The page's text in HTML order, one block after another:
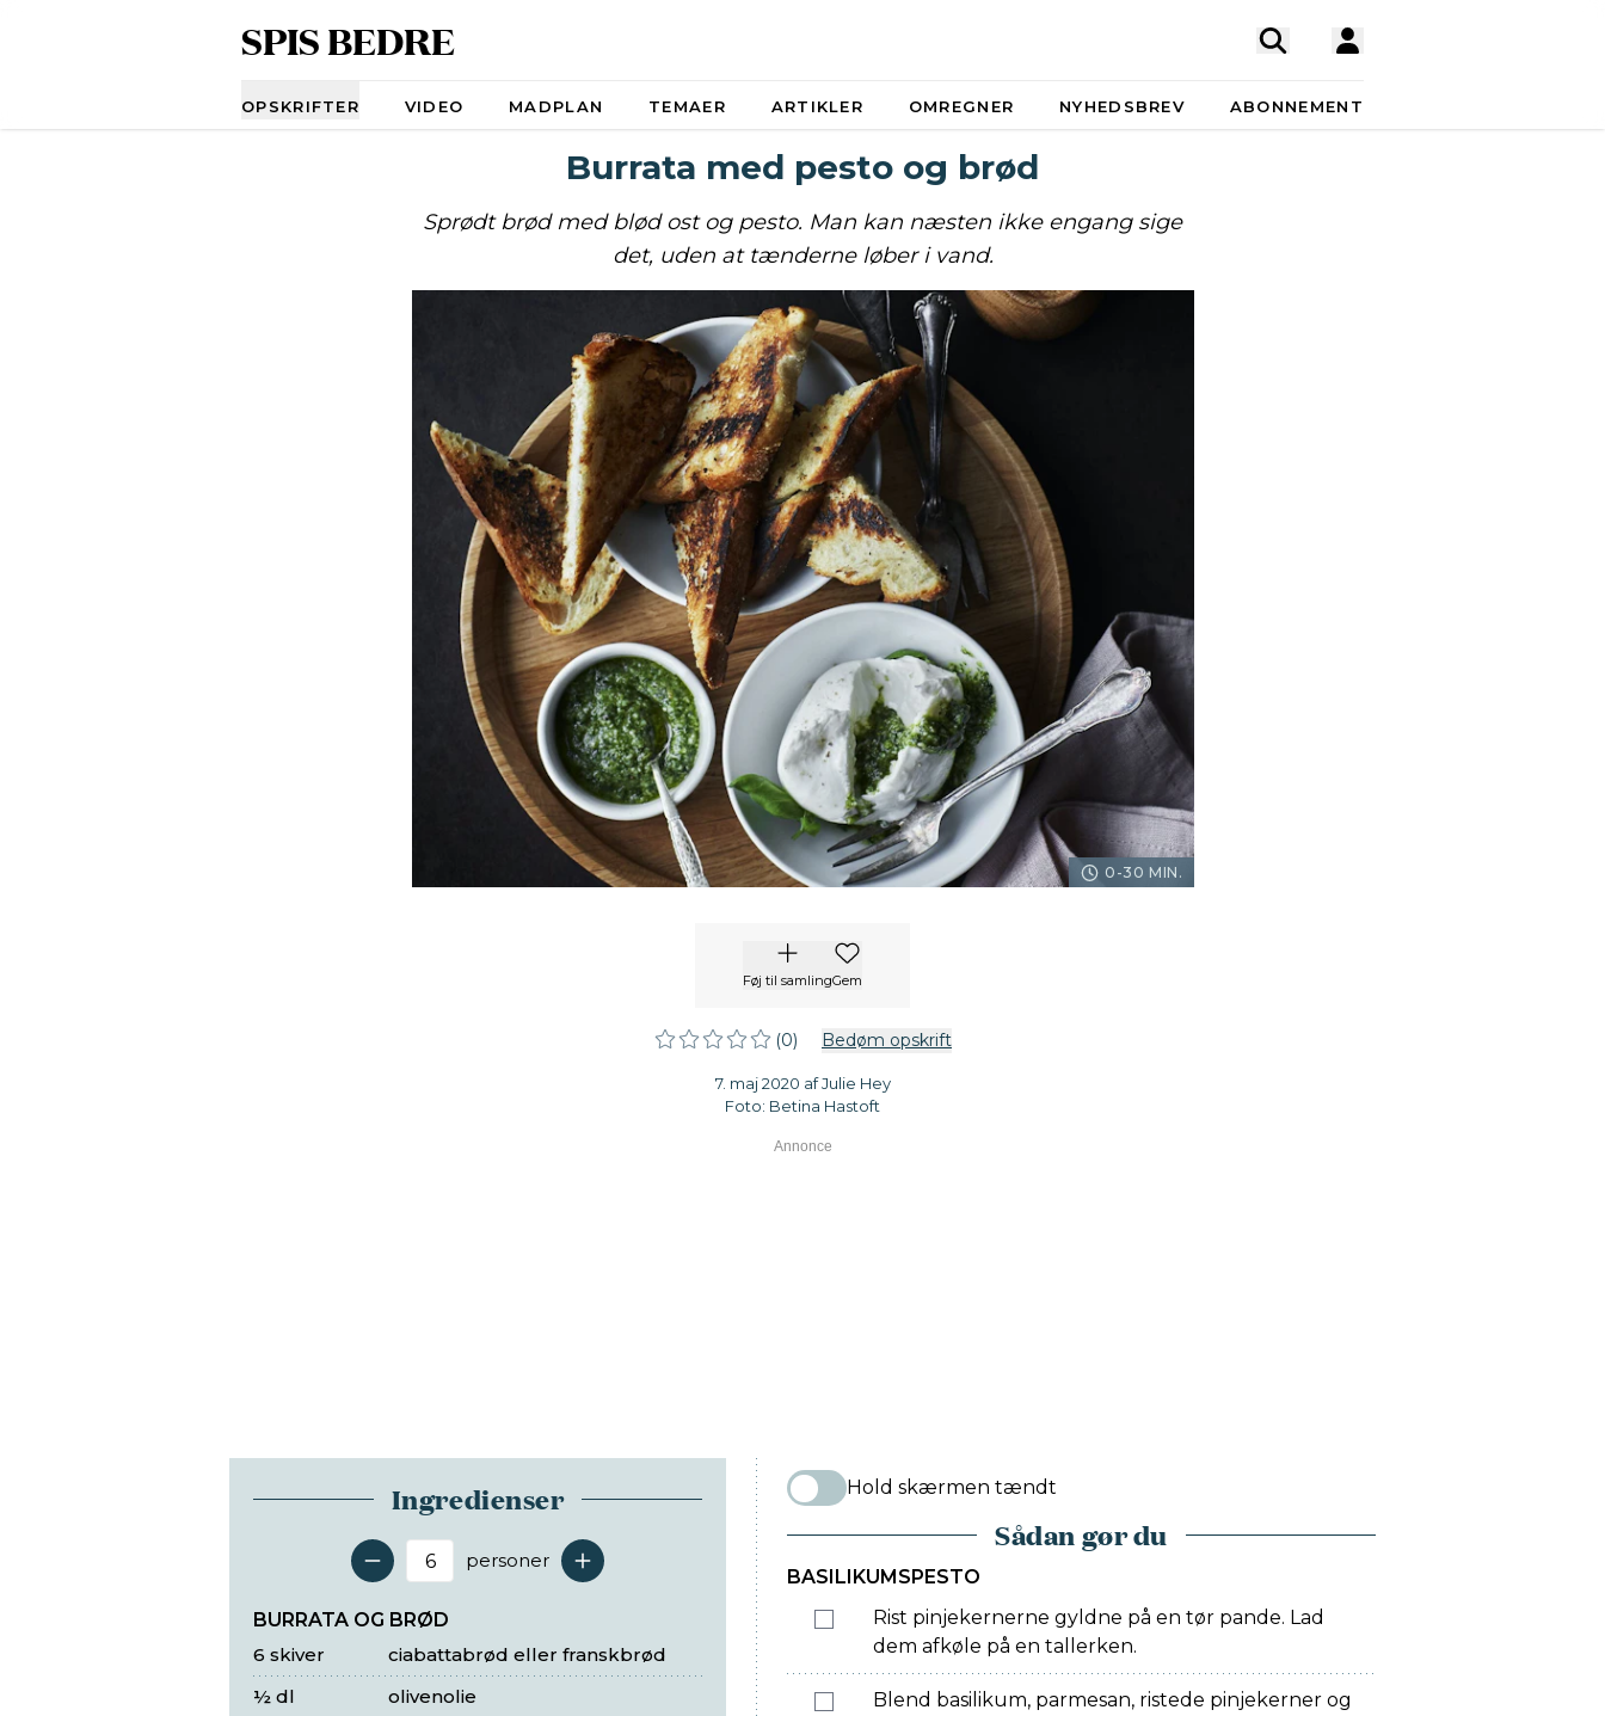
SPIS BEDRE
OPSKRIFTER VIDEO MADPLAN TEMAER ARTIKLER OMREGNER NYHEDSBREV ABONNEMENT
Burrata med pesto og brød
Sprødt brød med blød ost og pesto. Man kan næsten ikke engang sige
det, uden at tænderne løber i vand.
0-30 MIN.
Føj til samlingGem
(0) Bedøm opskrift
7. maj 2020 af Julie Hey
Foto: Betina Hastoft
Ingredienser
Antal serveringer
personer
BURRATA OG BRØD
ciabattabrød eller franskbrød
6 skiver
olivenolie
½ dl
Hold skærmen tændt
Sådan gør du
BASILIKUMSPESTO
Rist pinjekernerne gyldne på en tør pande. Lad
dem afkøle på en tallerken.
Blend basilikum, parmesan, ristede pinjekerner og